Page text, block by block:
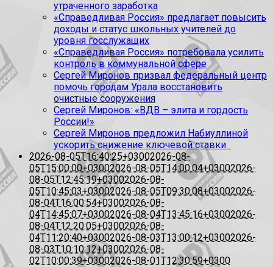
утраченного заработка
«Справедливая Россия» предлагает повысить
доходы и статус школьных учителей до
уровня госслужащих
«Справедливая Россия» потребовала усилить
контроль в коммунальной сфере
Сергей Миронов призвал федеральный центр
помочь городам Урала восстановить
очистные сооружения
Сергей Миронов: «ВДВ – элита и гордость
России!»
Сергей Миронов предложил Набиуллиной
ускорить снижение ключевой ставки
2026-08-05T16:40:25+03002026-08-
05T15:00:00+03002026-08-05T14:00:04+03002026-
08-05T12:45:19+03002026-08-
05T10:45:03+03002026-08-05T09:30:08+03002026-
08-04T16:00:54+03002026-08-
04T14:45:07+03002026-08-04T13:45:16+03002026-
08-04T12:20:05+03002026-08-
04T11:20:40+03002026-08-03T13:00:12+03002026-
08-03T10:10:12+03002026-08-
02T10:00:39+03002026-08-01T12:30:59+0300